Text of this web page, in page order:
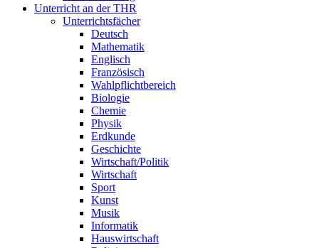
Unterricht an der THR
Unterrichtsfächer
Deutsch
Mathematik
Englisch
Französisch
Wahlpflichtbereich
Biologie
Chemie
Physik
Erdkunde
Geschichte
Wirtschaft/Politik
Wirtschaft
Sport
Kunst
Musik
Informatik
Hauswirtschaft